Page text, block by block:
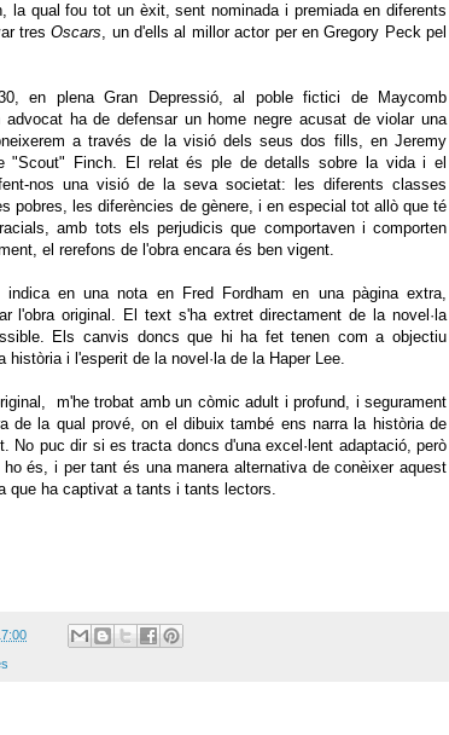
la qual fou tot un èxit, sent nominada i premiada en diferents
tresOscars, un d'ells al millor actor per en Gregory Peck pel
en plena Gran Depressió, al poble fictici de Maycomb
ha de defensar un home negre acusat de violar una
a través de la visió dels seus dos fills, en Jeremy
"Scout" Finch. El relat és ple de detalls sobre la vida i el
nos una visió de la seva societat: les diferents classes
pobres, les diferències de gènere, i en especial tot allò que té
amb tots els perjudicis que comportaven i comporten
el rerefons de l'obra encara és ben vigent.
en una nota en Fred Fordham en una pàgina extra,
l'obra original. El text s'ha extret directament de la novel·la
Els canvis doncs que hi ha fet tenen com a objectiu
història i l'esperit de la novel·la de la Haper Lee.
m'he trobat amb un còmic adult i profund, i segurament
de la qual prové, on el dibuix també ens narra la història de
No puc dir si es tracta doncs d'una excel·lent adaptació, però
és, i per tant és una manera alternativa de conèixer aquest
que ha captivat a tants i tants lectors.